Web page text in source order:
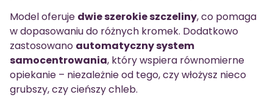
Model oferuje dwie szerokie szczeliny, co pomaga
w dopasowaniu do różnych kromek. Dodatkowo
zastosowano automatyczny system
samocentrowania, który wspiera równomierne
opiekanie – niezależnie od tego, czy włożysz nieco
grubszy, czy cieńszy chleb.